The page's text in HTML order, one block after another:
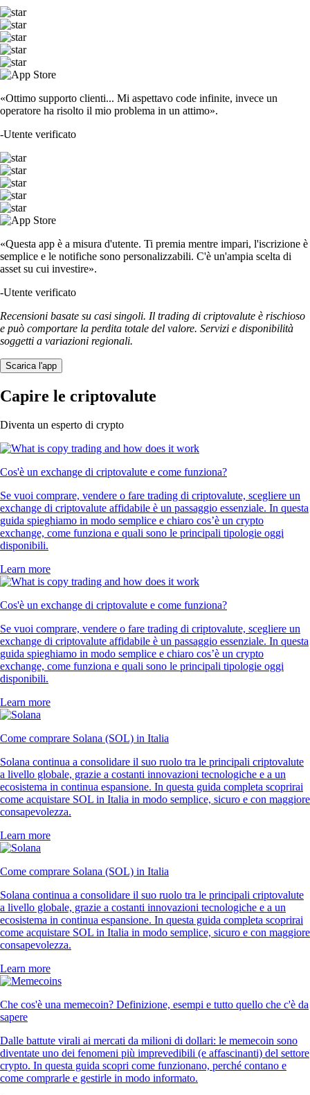
«Ottimo supporto clienti... Mi aspettavo code infinite, invece un
operatore ha risolto il mio problema in un attimo».
-Utente verificato
«Questa app è a misura d'utente. Ti premia mentre impari, l'iscrizione è
semplice e le notifiche sono personalizzabili. C'è un'ampia scelta di
asset su cui investire».
-Utente verificato
Recensioni basate su casi singoli. Il trading di criptovalute è rischioso
e può comportare la perdita totale del valore. Servizi e disponibilità
soggetti a variazioni regionali.
Scarica l'app
Capire le criptovalute
Diventa un esperto di crypto
Cos'è un exchange di criptovalute e come funziona?
Se vuoi comprare, vendere o fare trading di criptovalute, scegliere un
exchange di criptovalute affidabile è un passaggio essenziale. In questa
guida spieghiamo in modo semplice e chiaro cos’è un crypto
exchange, come funziona e quali sono le principali tipologie oggi
disponibili.
Learn more
Cos'è un exchange di criptovalute e come funziona?
Se vuoi comprare, vendere o fare trading di criptovalute, scegliere un
exchange di criptovalute affidabile è un passaggio essenziale. In questa
guida spieghiamo in modo semplice e chiaro cos’è un crypto
exchange, come funziona e quali sono le principali tipologie oggi
disponibili.
Learn more
Come comprare Solana (SOL) in Italia
Solana continua a consolidare il suo ruolo tra le principali criptovalute
a livello globale, grazie a costanti innovazioni tecnologiche e a un
ecosistema in continua espansione. In questa guida completa scoprirai
come acquistare SOL in Italia in modo semplice, sicuro e con maggiore
consapevolezza.
Learn more
Come comprare Solana (SOL) in Italia
Solana continua a consolidare il suo ruolo tra le principali criptovalute
a livello globale, grazie a costanti innovazioni tecnologiche e a un
ecosistema in continua espansione. In questa guida completa scoprirai
come acquistare SOL in Italia in modo semplice, sicuro e con maggiore
consapevolezza.
Learn more
Che cos'è una memecoin? Definizione, esempi e tutto quello che c'è da
sapere
Dalle battute virali ai mercati da milioni di dollari: le memecoin sono
diventate uno dei fenomeni più imprevedibili (e affascinanti) del settore
crypto. In questa guida scopri come funzionano, perché contano e
come comprarle e gestirle in modo informato.